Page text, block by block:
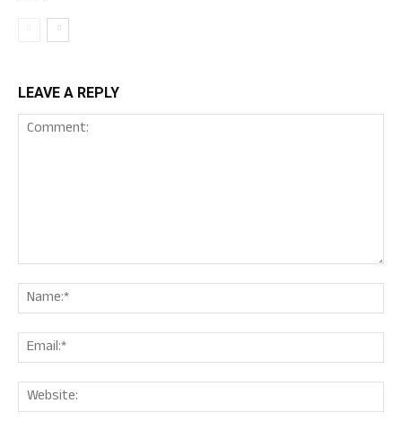
LEAVE A REPLY